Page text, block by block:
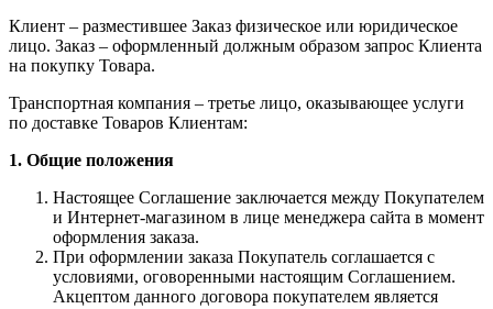
Клиент – разместившее Заказ физическое или юридическое
лицо. Заказ – оформленный должным образом запрос Клиента
на покупку Товара.
Транспортная компания – третье лицо, оказывающее услуги
по доставке Товаров Клиентам:
1. Общие положения
Настоящее Соглашение заключается между Покупателем
и Интернет-магазином в лице менеджера сайта в момент
оформления заказа.
При оформлении заказа Покупатель соглашается с
условиями, оговоренными настоящим Соглашением.
Акцептом данного договора покупателем является